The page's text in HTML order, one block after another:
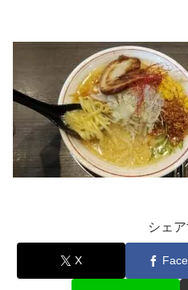
シェ
X